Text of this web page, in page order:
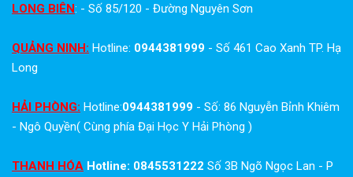
LONG BIÊN: - Số 85/120 - Đường Nguyên Sơn
QUẢNG NINH: Hotline: 0944381999 - Số 461 Cao Xanh TP. Hạ
Long
HẢI PHÒNG: Hotline:0944381999 - Số: 86 Nguyễn Bỉnh Khiêm
- Ngô Quyền( Cùng phía Đại Học Y Hải Phòng )
THANH HÓA Hotline: 0845531222 Số 3B Ngõ Ngọc Lan - P